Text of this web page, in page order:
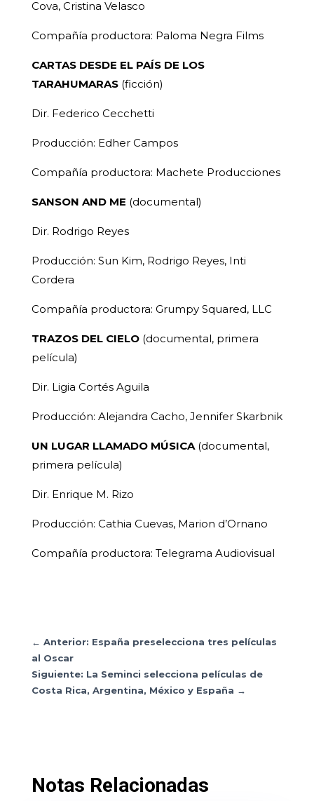
Cova, Cristina Velasco
Compañía productora: Paloma Negra Films
CARTAS DESDE EL PAÍS DE LOS
TARAHUMARAS(ficción)
Dir. Federico Cecchetti
Producción: Edher Campos
Compañía productora: Machete Producciones
SANSON AND ME (documental)
Dir. Rodrigo Reyes
Producción: Sun Kim, Rodrigo Reyes, Inti
Cordera
Compañía productora: Grumpy Squared, LLC
TRAZOS DEL CIELO(documental, primera
película)
Dir. Ligia Cortés Aguila
Producción: Alejandra Cacho, Jennifer Skarbnik
UN LUGAR LLAMADO MÚSICA(documental,
primera película)
Dir. Enrique M. Rizo
Producción: Cathia Cuevas, Marion d’Ornano
Compañía productora: Telegrama Audiovisual
← Anterior: España preselecciona tres películas
al Oscar
Siguiente: La Seminci selecciona películas de
Costa Rica, Argentina, México y España →
Notas Relacionadas